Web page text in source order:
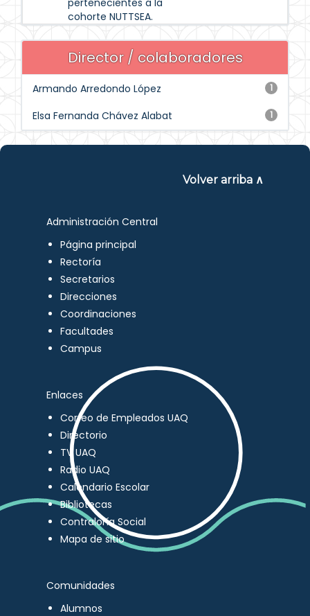
pertenecientes a la
cohorte NUTTSEA.
Director / colaboradores
1
Armando Arredondo López
1
Elsa Fernanda Chávez Alabat
Volver arriba ∧
Administración Central
Página principal
Rectoría
Secretarios
Direcciones
Coordinaciones
Facultades
Campus
Enlaces
Correo de Empleados UAQ
Directorio
TV UAQ
Radio UAQ
Calendario Escolar
Bibliotecas
Contraloría Social
Mapa de sitio
Comunidades
Alumnos